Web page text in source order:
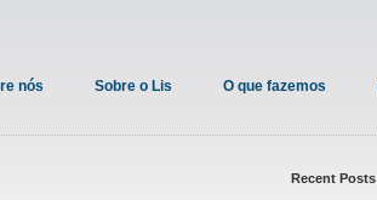
nós Sobre o Lis O que fazemos
Recent Posts